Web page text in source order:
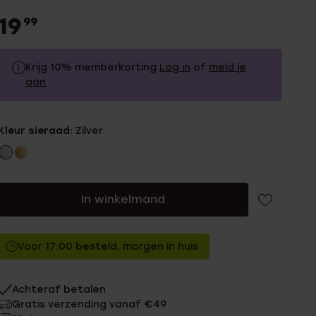
99
Krijg 10% memberkorting Log in of meld je
aan
Zonder memberkorting
sieraad: Zilver
In winkelmand
Voor 17:00 besteld, morgen in huis
Achteraf betalen
Gratis verzending vanaf €49